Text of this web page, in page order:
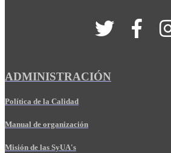
ADMINISTRACIÓN
Política de la Calidad
Manual de organización
Misión de las SyUA's